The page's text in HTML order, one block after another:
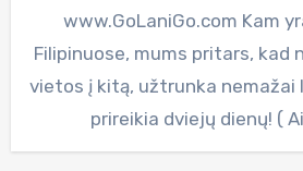
www.GoLaniGo.com Kam
Filipinuose, mums pritars, kad
vietos į kitą, užtrunka nemažai
prireikia dviejų dienų! (